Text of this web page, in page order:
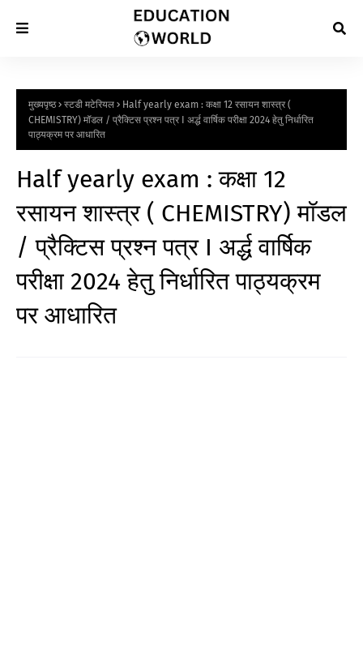
मुख्यपृष्ठ स्टडी मटेरियल
Half yearly exam : कक्षा 12 रसायन शास्त्र (
CHEMISTRY) मॉडल / प्रैक्टिस प्रश्न पत्र I अर्द्ध वार्षिक परीक्षा 2024 हेतु निर्धारित
पाठ्यक्रम पर आधारित
Half yearly exam : कक्षा 12
रसायन शास्त्र ( CHEMISTRY) मॉडल
/ प्रैक्टिस प्रश्न पत्र I अर्द्ध वार्षिक
परीक्षा 2024 हेतु निर्धारित पाठ्यक्रम
पर आधारित